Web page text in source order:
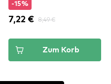
-15%
7,22 € 8,49 €
Zum Korb